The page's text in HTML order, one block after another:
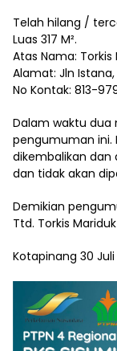
Telah hilang /
Luas 317 M².
Atas Nama: Torkis
Alamat: Jln
No Kontak: 813-
Dalam waktu dua
pengumuman ini.
dikembalikan dan
dan tidak akan
Demikian
Ttd. Torkis
Kotapinang 30 Juli